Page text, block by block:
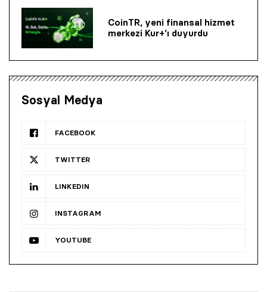
CoinTR, yeni finansal hizmet
merkezi Kur+’ı duyurdu
Sosyal Medya
FACEBOOK
TWITTER
LINKEDIN
INSTAGRAM
YOUTUBE